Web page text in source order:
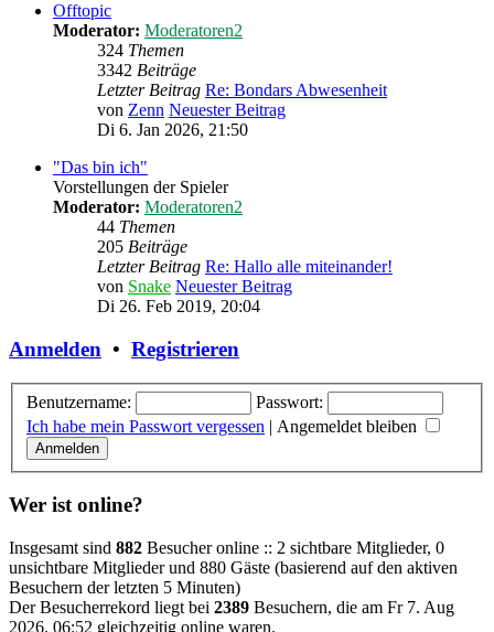
Offtopic
Moderator: Moderatoren2
324 Themen
3342 Beiträge
Letzter Beitrag Re: Bondars Abwesenheit
von Zenn Neuester Beitrag
Di 6. Jan 2026, 21:50
"Das bin ich"
Vorstellungen der Spieler
Moderator: Moderatoren2
44 Themen
205 Beiträge
Letzter Beitrag Re: Hallo alle miteinander!
von Snake Neuester Beitrag
Di 26. Feb 2019, 20:04
Anmelden • Registrieren
Benutzername:
Passwort:
Ich habe mein Passwort vergessen | Angemeldet bleiben
Wer ist online?
Insgesamt sind 882 Besucher online :: 2 sichtbare Mitglieder, 0
unsichtbare Mitglieder und 880 Gäste (basierend auf den aktiven
Besuchern der letzten 5 Minuten)
Der Besucherrekord liegt bei 2389 Besuchern, die am Fr 7. Aug
2026, 06:52 gleichzeitig online waren.